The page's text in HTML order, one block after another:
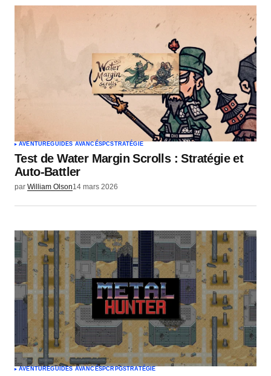
AVENTUREGUIDES AVANCÉSPCSTRATÉGIE
Test de Water Margin Scrolls : Stratégie et
Auto-Battler
par William Olson14 mars 2026
AVENTUREGUIDES AVANCÉSPC RPGSTRATÉGIE